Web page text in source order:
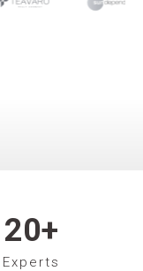
20+
Experts